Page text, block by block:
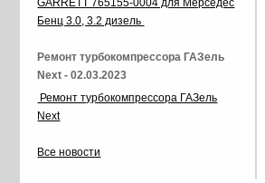
GARRETT 765155-0004 для Мерседес
Бенц 3.0, 3.2 дизель
Ремонт турбокомпрессора ГАЗель
Next - 02.03.2023
Ремонт турбокомпрессора ГАЗель
Next
Все новости